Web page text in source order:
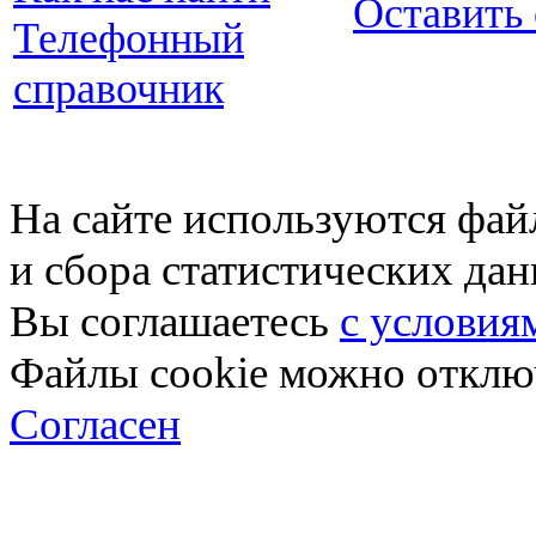
Телефонный
справочник
Оставить
На сайте используются
и сбора статистических
Вы соглашаетесь с
Файлы cookie можно
Согласен